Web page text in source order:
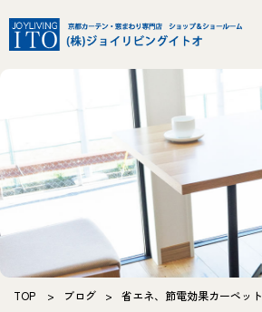
TOP > ブログ > 省エネ、節電効果カーペット